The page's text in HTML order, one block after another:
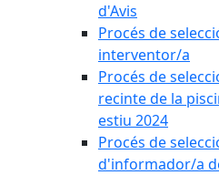
d'Avis
Procés de
interventor/a
Procés de
recinte de la
estiu 2024
Procés de
d'informador/a